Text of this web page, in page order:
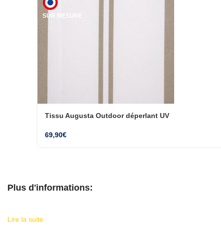
SUR MESURE
Tissu Augusta Outdoor déperlant UV
69,90€
Plus d'informations:
Lire la suite